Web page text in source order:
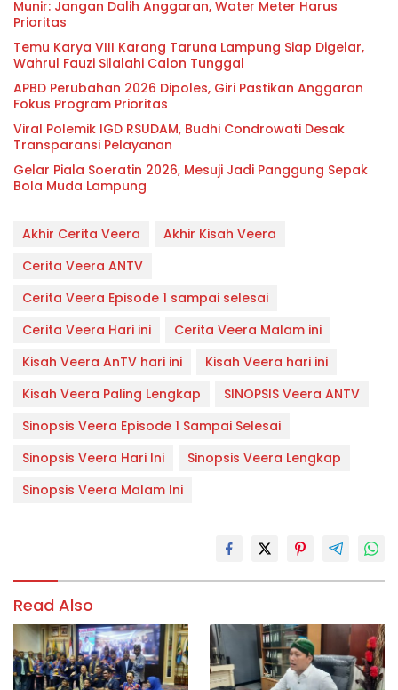
Munir: Jangan Dalih Anggaran, Water Meter Harus
Prioritas
Temu Karya VIII Karang Taruna Lampung Siap Digelar,
Wahrul Fauzi Silalahi Calon Tunggal
APBD Perubahan 2026 Dipoles, Giri Pastikan Anggaran
Fokus Program Prioritas
Viral Polemik IGD RSUDAM, Budhi Condrowati Desak
Transparansi Pelayanan
Gelar Piala Soeratin 2026, Mesuji Jadi Panggung Sepak
Bola Muda Lampung
Akhir Cerita Veera
Akhir Kisah Veera
Cerita Veera ANTV
Cerita Veera Episode 1 sampai selesai
Cerita Veera Hari ini
Cerita Veera Malam ini
Kisah Veera AnTV hari ini
Kisah Veera hari ini
Kisah Veera Paling Lengkap
SINOPSIS Veera ANTV
Sinopsis Veera Episode 1 Sampai Selesai
Sinopsis Veera Hari Ini
Sinopsis Veera Lengkap
Sinopsis Veera Malam Ini
Read Also